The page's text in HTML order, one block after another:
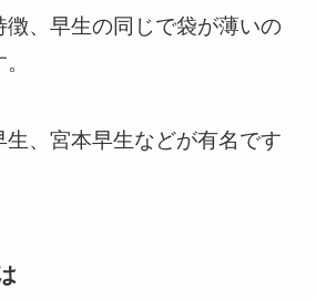
、早生の同じで袋が薄いの
生、宮本早生などが有名です